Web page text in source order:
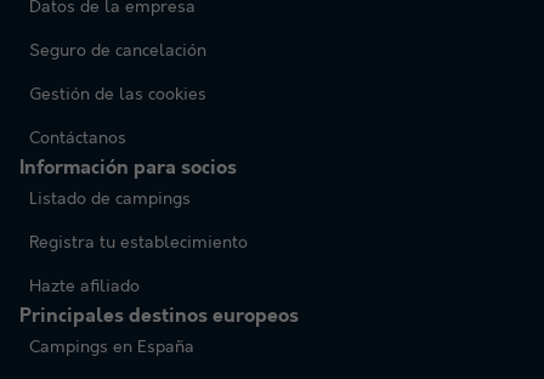
Datos de la empresa
Seguro de cancelación
Gestión de las cookies
Contáctanos
Información para socios
Listado de campings
Registra tu establecimiento
Hazte afiliado
Principales destinos europeos
Campings en España